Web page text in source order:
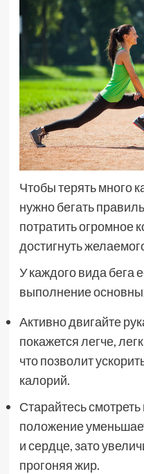
Чтобы терять много
нужно бегать
потратить огромное
достигнуть
У каждого вида бега
выполнение
Активно двигайте
покажется легче,
что позволит
калорий.
Старайтесь
положение
и сердце, зато
прогоняя жир.